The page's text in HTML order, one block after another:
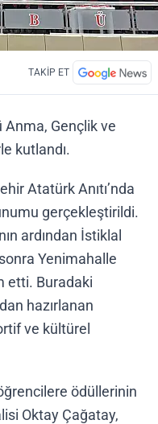
TAKİP ET
Anma, Gençlik ve
kutlandı.
Atatürk Anıtı’nda
gerçekleştirildi.
ardından İstiklal
Yenimahalle
etti. Buradaki
hazırlanan
ve kültürel
ödüllerinin
Oktay Çağatay,